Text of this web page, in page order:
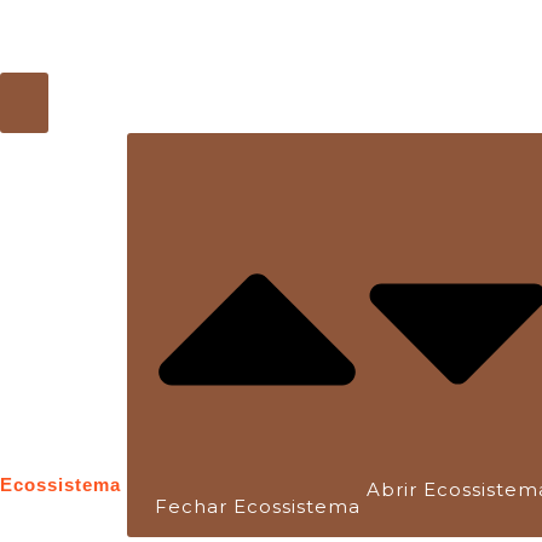
Ecossistema
Fechar Ecossistema
Abrir